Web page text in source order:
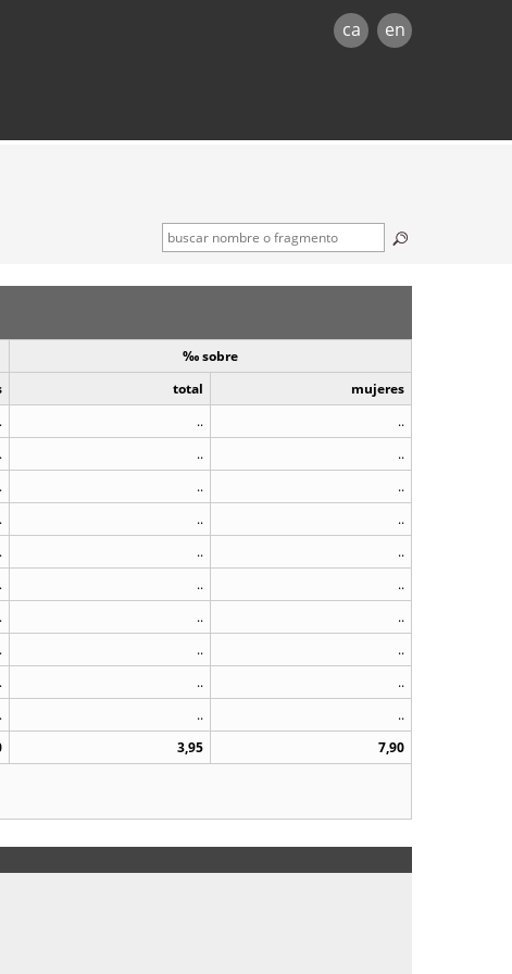
ca en
‰ sobre
total
mujeres
..
..
..
..
..
..
..
..
..
..
..
..
..
..
..
..
..
..
..
..
3,95
7,90